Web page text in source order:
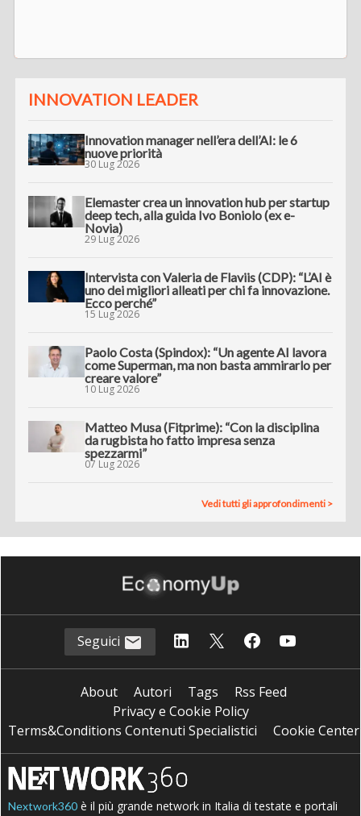
INNOVATION LEADER
Innovation manager nell’era dell’AI: le 6
nuove priorità
30 Lug 2026
Elemaster crea un innovation hub per startup
deep tech, alla guida Ivo Boniolo (ex e-
Novia)
29 Lug 2026
Intervista con Valeria de Flaviis (CDP): “L’AI è
uno dei migliori alleati per chi fa innovazione.
Ecco perché”
15 Lug 2026
Paolo Costa (Spindox): “Un agente AI lavora
come Superman, ma non basta ammirarlo per
creare valore”
10 Lug 2026
Matteo Musa (Fitprime): “Con la disciplina
da rugbista ho fatto impresa senza
spezzarmi”
07 Lug 2026
Vedi tutti gli approfondimenti >
Seguici
About Autori Tags
Rss Feed
Privacy e Cookie Policy
Terms&Conditions Contenuti Specialistici
Cookie Center
Nextwork360 è il più grande network in Italia di testate e portali